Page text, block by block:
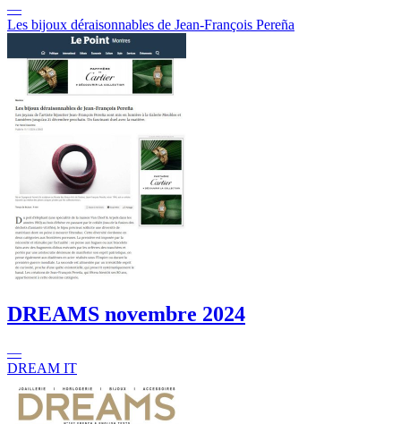
—
Les bijoux déraisonnables de Jean-François Pereña
DREAMS novembre 2024
—
DREAM IT